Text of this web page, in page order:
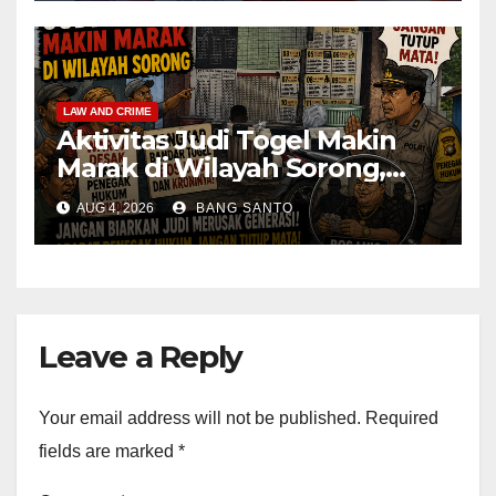
LAW AND CRIME
Aktivitas Judi Togel Makin
Marak di Wilayah Sorong,
Warga Desak Aparat Segera
Tangkap Bandar Luis dan
Kroninya
AUG 4, 2026 BANG SANTO
Leave a Reply
Your email address will not be published. Required
fields are marked *